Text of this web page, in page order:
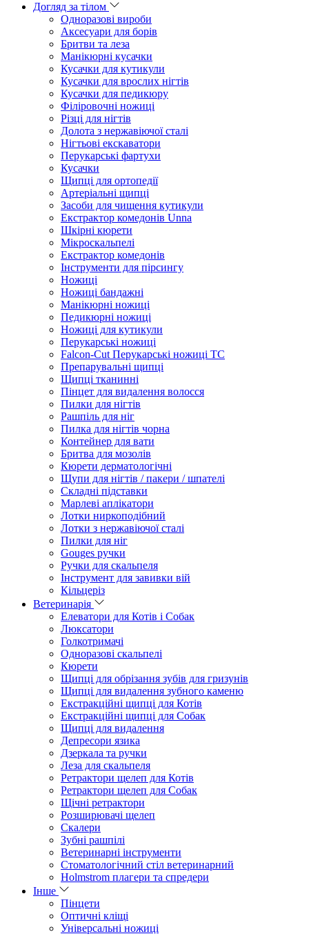
Догляд за тілом
Одноразові вироби
Аксесуари для борів
Бритви та леза
Манікюрні кусачки
Кусачки для кутикули
Кусачки для врослих нігтів
Кусачки для педикюру
Філіровочні ножиці
Різці для нігтів
Долота з нержавіючої сталі
Нігтьові екскаватори
Перукарські фартухи
Кусачки
Щипці для ортопедії
Артеріальні щипці
Засоби для чищення кутикули
Екстрактор комедонів Unna
Шкірні кюрети
Мікроскальпелі
Екстрактор комедонів
Інструменти для пірсингу
Ножиці
Ножиці бандажні
Манікюрні ножиці
Педикюрні ножиці
Ножиці для кутикули
Перукарські ножиці
Falcon-Cut Перукарські ножиці TC
Препарувальні щипці
Щипці тканинні
Пінцет для видалення волосся
Пилки для нігтів
Рашпіль для ніг
Пилка для нігтів чорна
Контейнер для вати
Бритва для мозолів
Кюрети дерматологічні
Щупи для нігтів / пакери / шпателі
Складні підставки
Марлеві аплікатори
Лотки ниркоподібний
Лотки з нержавіючої сталі
Пилки для ніг
Gouges ручки
Ручки для скальпеля
Інструмент для завивки вій
Кільцеріз
Ветеринарія
Елеватори для Котів і Собак
Люксатори
Голкотримачі
Одноразові скальпелі
Кюрети
Щипці для обрізання зубів для гризунів
Щипці для видалення зубного каменю
Екстракційні щипці для Котів
Екстракційні щипці для Собак
Щипці для видалення
Депресори язика
Дзеркала та ручки
Леза для скальпеля
Ретрактори щелеп для Котів
Ретрактори щелеп для Собак
Щічні ретрактори
Розширювачі щелеп
Скалери
Зубні рашпілі
Ветеринарні інструменти
Стоматологічний стіл ветеринарний
Holmstrom плагери та спредери
Інше
Пінцети
Оптичні кліщі
Універсальні ножиці